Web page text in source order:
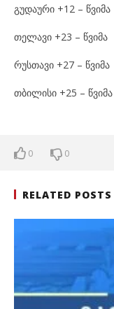
გუდაური +12 – წვიმა
თელავი +23 – წვიმა
რუსთავი +27 – წვიმა
თბილისი +25 – წვიმა
0 0
RELATED POSTS